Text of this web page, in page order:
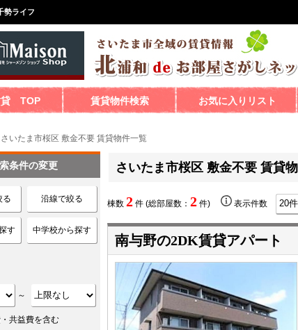
勢ライフ
貸 TOP 賃貸物件検索 お気に入りリスト
さいたま市桜区 敷金不要 賃貸物件一覧
さいたま市桜区 敷金不要 賃貸
棟数 2 件 (総部屋数： 2 件) 表示件数
南与野の2DK賃貸アパート
条件の変更
る 沿線で絞る
す 中学校から探す
～
共益費を含む